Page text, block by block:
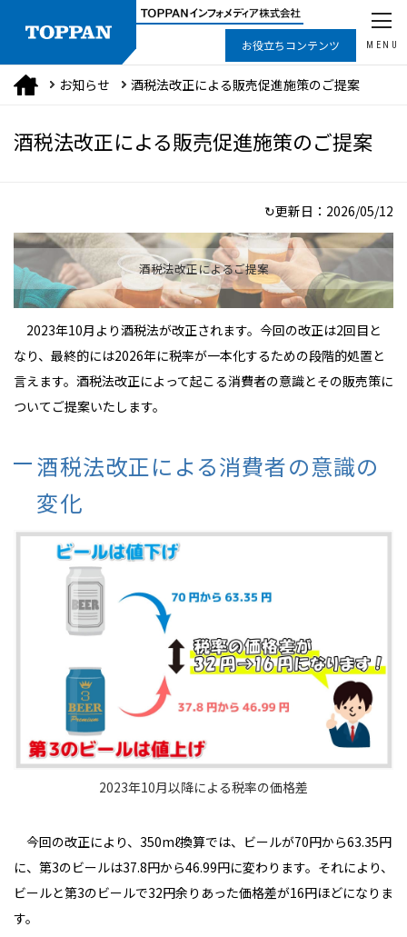
お役立ちコンテンツ MENU
お知らせ 酒税法改正による販売促進施策のご提案
酒税法改正による販売促進施策のご提案
↻更新日： 2026/05/12
酒税法改正によるご提案
2023年10月より酒税法が改正されます。今回の改正は2回目と
なり、最終的には2026年に税率が一本化するための段階的処置と
言えます。酒税法改正によって起こる消費者の意識とその販売策に
ついてご提案いたします。
酒税法改正による消費者の意識の
変化
2023年10月以降による税率の価格差
今回の改正により、350mℓ換算では、ビールが70円から63.35円
に、第3のビールは37.8円から46.99円に変わります。それにより、
ビールと第3のビールで32円余りあった価格差が16円ほどになりま
す。